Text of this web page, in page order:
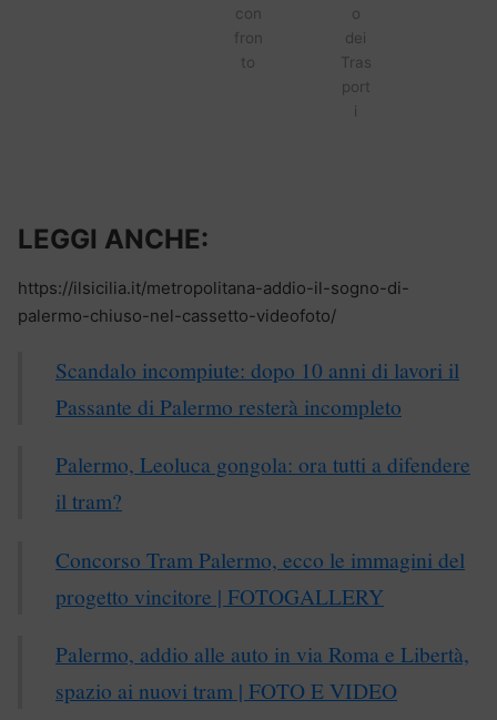
con
fron
to
o
dei
Tras
port
i
LEGGI ANCHE:
https://ilsicilia.it/metropolitana-addio-il-sogno-di-
palermo-chiuso-nel-cassetto-videofoto/
Scandalo incompiute: dopo 10 anni di lavori il
Passante di Palermo resterà incompleto
Palermo, Leoluca gongola: ora tutti a difendere
il tram?
Concorso Tram Palermo, ecco le immagini del
progetto vincitore | FOTOGALLERY
Palermo, addio alle auto in via Roma e Libertà,
spazio ai nuovi tram | FOTO E VIDEO